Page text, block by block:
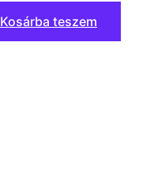
Kosárba teszem